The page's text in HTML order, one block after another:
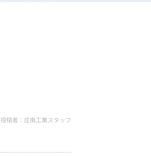
投稿者：庄南工業スタッフ